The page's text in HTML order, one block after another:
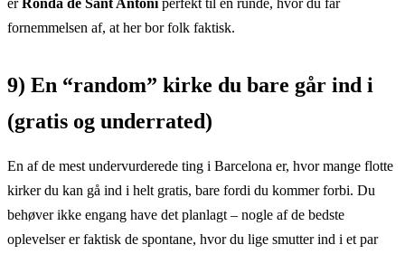
fornemmelsen af, at her bor folk faktisk.
9) En “random” kirke du bare går ind i
(gratis og underrated)
En af de mest undervurderede ting i Barcelona er, hvor mange flotte
kirker du kan gå ind i helt gratis, bare fordi du kommer forbi. Du
behøver ikke engang have det planlagt – nogle af de bedste
oplevelser er faktisk de spontane, hvor du lige smutter ind i et par